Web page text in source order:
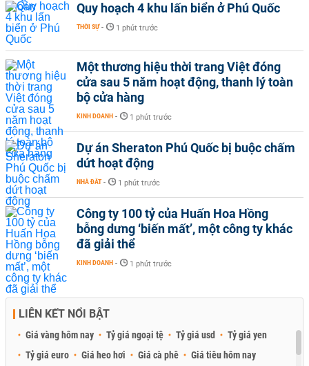
Quy hoạch 4 khu lấn biển ở Phú Quốc
THỜI SỰ - 1 phút trước
Một thương hiệu thời trang Việt đóng
cửa sau 5 năm hoạt động, thanh lý toàn
bộ cửa hàng
KINH DOANH - 1 phút trước
Dự án Sheraton Phú Quốc bị buộc chấm
dứt hoạt động
NHÀ ĐẤT - 1 phút trước
Công ty 100 tỷ của Huấn Hoa Hồng
bỗng dưng ‘biến mất’, một công ty khác
đã giải thể
KINH DOANH - 1 phút trước
LIÊN KẾT NỔI BẬT
Giá vàng hôm nay Tỷ giá ngoại tệ Tỷ giá usd
Tỷ giá yen
Tỷ giá euro
Giá heo hơi Giá cà phê Giá tiêu hôm nay